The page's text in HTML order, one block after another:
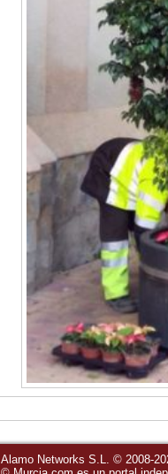
Alamo Networks S.L. © 2008-